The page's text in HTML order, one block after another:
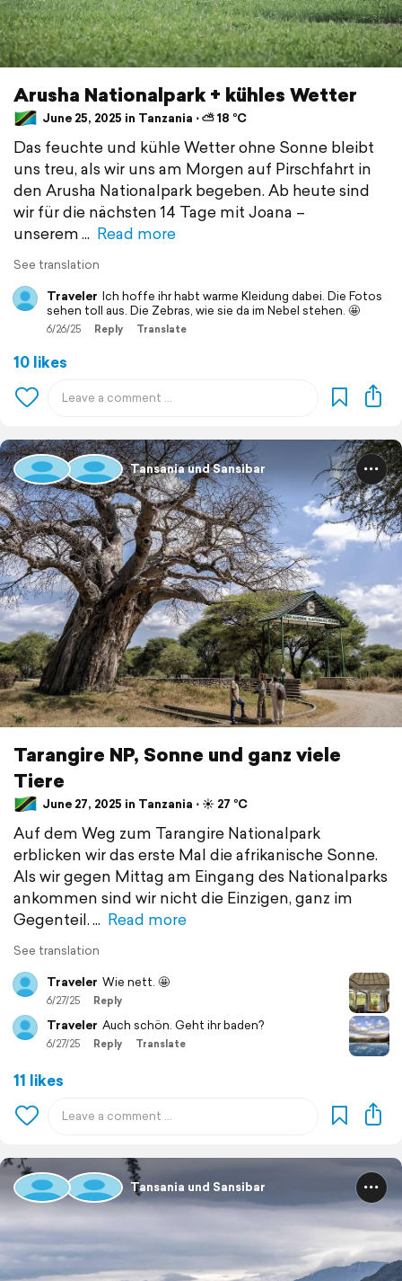
Arusha Nationalpark + kühles Wetter
June 25, 2025 in Tanzania ⋅ ⛅ 18 °C
Das feuchte und kühle Wetter ohne Sonne bleibt
uns treu, als wir uns am Morgen auf Pirschfahrt in
den Arusha Nationalpark begeben. Ab heute sind
wir für die nächsten 14 Tage mit Joana –
unserem
Read more
See translation
Traveler Ich hoffe ihr habt warme Kleidung dabei. Die Fotos
sehen toll aus. Die Zebras, wie sie da im Nebel stehen. 🤩
6/26/25 Reply Translate
10 likes
Tansania und Sansibar
Tarangire NP, Sonne und ganz viele
Tiere
June 27, 2025 in Tanzania ⋅ ☀️ 27 °C
Auf dem Weg zum Tarangire Nationalpark
erblicken wir das erste Mal die afrikanische Sonne.
Als wir gegen Mittag am Eingang des Nationalparks
ankommen sind wir nicht die Einzigen, ganz im
Gegenteil.
Read more
See translation
Traveler Wie nett. 🤩
6/27/25 Reply
Traveler Auch schön. Geht ihr baden?
6/27/25 Reply Translate
11 likes
Tansania und Sansibar